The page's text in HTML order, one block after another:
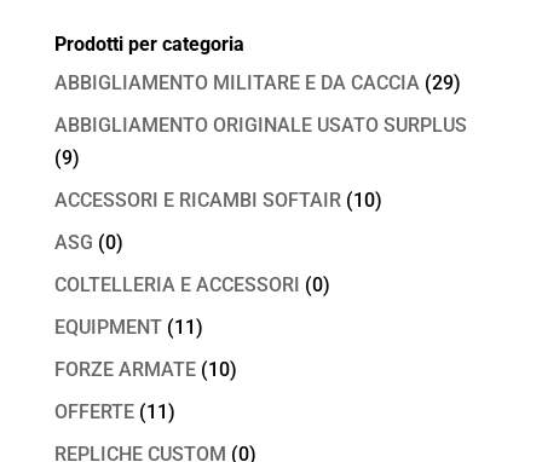
Prodotti per categoria
ABBIGLIAMENTO MILITARE E DA CACCIA (29)
ABBIGLIAMENTO ORIGINALE USATO SURPLUS
(9)
ACCESSORI E RICAMBI SOFTAIR (10)
ASG (0)
COLTELLERIA E ACCESSORI (0)
EQUIPMENT (11)
FORZE ARMATE (10)
OFFERTE (11)
REPLICHE CUSTOM (0)